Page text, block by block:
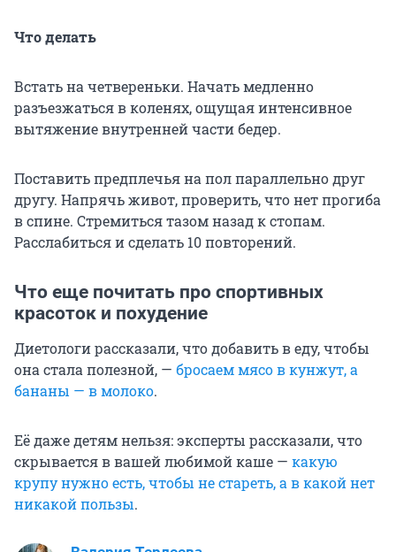
Что делать
Встать на четвереньки. Начать медленно
разъезжаться в коленях, ощущая интенсивное
вытяжение внутренней части бедер.
Поставить предплечья на пол параллельно друг
другу. Напрячь живот, проверить, что нет прогиба
в спине. Стремиться тазом назад к стопам.
Расслабиться и сделать 10 повторений.
Что еще почитать про спортивных
красоток и похудение
Диетологи рассказали, что добавить в еду, чтобы
она стала полезной, — бросаем мясо в кунжут, а
бананы — в молоко.
Её даже детям нельзя: эксперты рассказали, что
скрывается в вашей любимой каше — какую
крупу нужно есть, чтобы не стареть, а в какой нет
никакой пользы.